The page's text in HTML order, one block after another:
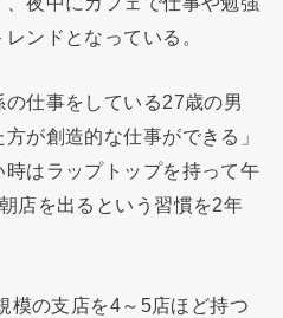
ンドとなっている。
仕事をしている27歳の男
が創造的な仕事ができる」
はラップトップを持って午
店を出るという習慣を2年
模の支店を4～5店ほど持つ